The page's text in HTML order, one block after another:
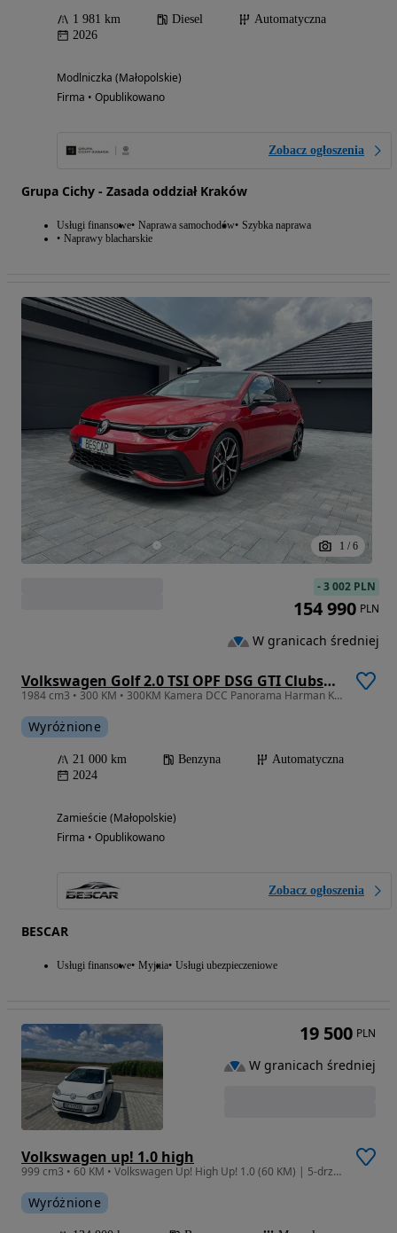
1 981 km Diesel
Automatyczna
2026
Modlniczka (Małopolskie)
Firma • Opublikowano
Zobacz ogłoszenia
Grupa Cichy - Zasada oddział Kraków
Usługi finansowe Naprawa samochodów Szybka naprawa
Naprawy blacharskie
1 / 6
Volkswagen Golf 2.0 TSI OPF DSG GTI Clubsport
1984 cm3 • 300 KM • 300KM Kamera DCC Panorama Harman Kard LED Matrix Sport Zawies ACCFV23%
Wyróżnione
21 000 km Benzyna
Automatyczna
2024
Zamieście (Małopolskie)
Firma • Opublikowano
Zobacz ogłoszenia
BESCAR
Usługi finansowe Myjnia Usługi ubezpieczeniowe
-3 002 PLN
154 990 PLN
W granicach średniej
Volkswagen up! 1.0 high
999 cm3 • 60 KM • Volkswagen Up! High Up! 1.0 (60 KM) | 5-drzwiowy | Podgrzewane Fotele
Wyróżnione
19 500 PLN
W granicach średniej